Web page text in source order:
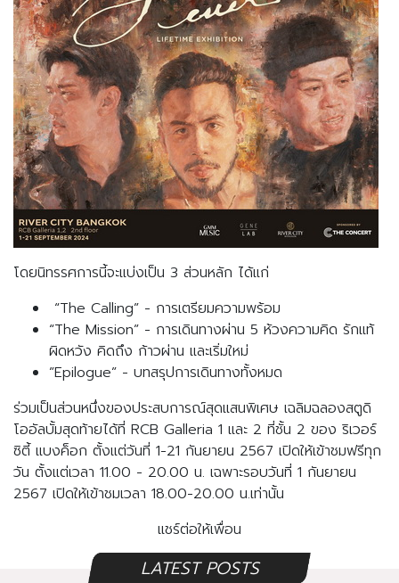
โดยนิทรรศการนี้จะแบ่งเป็น 3 ส่วนหลัก ได้แก่
“The Calling” - การเตรียมความพร้อม
“The Mission” - การเดินทางผ่าน 5 ห้วงความคิด รักแท้
ผิดหวัง คิดถึง ก้าวผ่าน และเริ่มใหม่
”Epilogue” - บทสรุปการเดินทางทั้งหมด
ร่วมเป็นส่วนหนึ่งของประสบการณ์สุดแสนพิเศษ เฉลิมฉลองสตูดิ
โออัลบั้มสุดท้ายได้ที่ RCB Galleria 1 และ 2 ที่ชั้น 2 ของ ริเวอร์
ซิตี้ แบงค็อก ตั้งแต่วันที่ 1-21 กันยายน 2567 เปิดให้เข้าชมฟรีทุก
วัน ตั้งแต่เวลา 11.00 - 20.00 น. เฉพาะรอบวันที่ 1 กันยายน
2567 เปิดให้เข้าชมเวลา 18.00-20.00 น.เท่านั้น
แชร์ต่อให้เพื่อน
LATEST POSTS